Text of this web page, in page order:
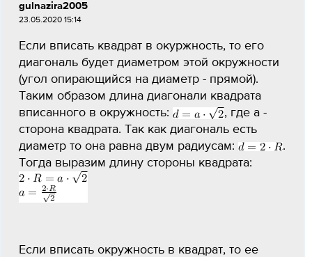
gulnazira2005
23.05.2020 15:14
Если вписать квадрат в окуржность, то его
диагональ будет диаметром этой окружности
(угол опирающийся на диаметр - прямой).
Таким образом длина диагонали квадрата
вписанного в окружность:
, где a -
сторона квадрата. Так как диагональ есть
диаметр то она равна двум радиусам:
.
Тогда выразим длину стороны квадрата:
Если вписать окружность в квадрат, то ее